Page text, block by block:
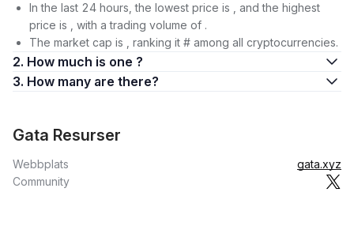
In the last 24 hours, the lowest price is , and the highest
price is , with a trading volume of .
The market cap is , ranking it # among all cryptocurrencies.
2. How much is one ?
3. How many are there?
Gata Resurser
Webbplats
gata.xyz
Community